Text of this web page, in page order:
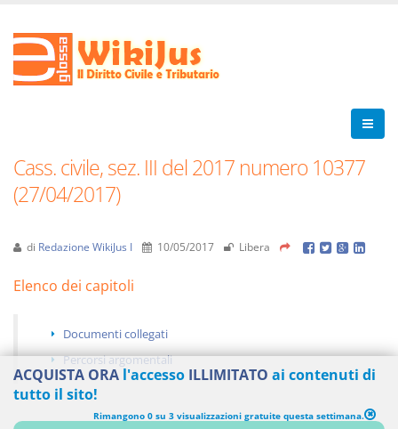
Cass. civile, sez. III del 2017 numero 10377
(27/04/2017)
di Redazione WikiJus I 10/05/2017 Libera
Elenco dei capitoli
Documenti collegati
Percorsi argomentali
ACQUISTA ORA l'accesso ILLIMITATO ai contenuti di
tutto il sito!
Rimangono 0 su 3 visualizzazioni gratuite questa settimana.